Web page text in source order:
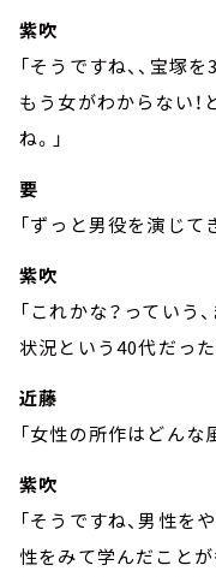
紫吹
「そうですね、、宝塚
もう女がわからない
ね。」
要
「ずっと男役を演じて
紫吹
「これかな？っていう
状況という40代だった
近藤
「女性の所作はどんな
紫吹
「そうですね、男性
性をみて学んだこと